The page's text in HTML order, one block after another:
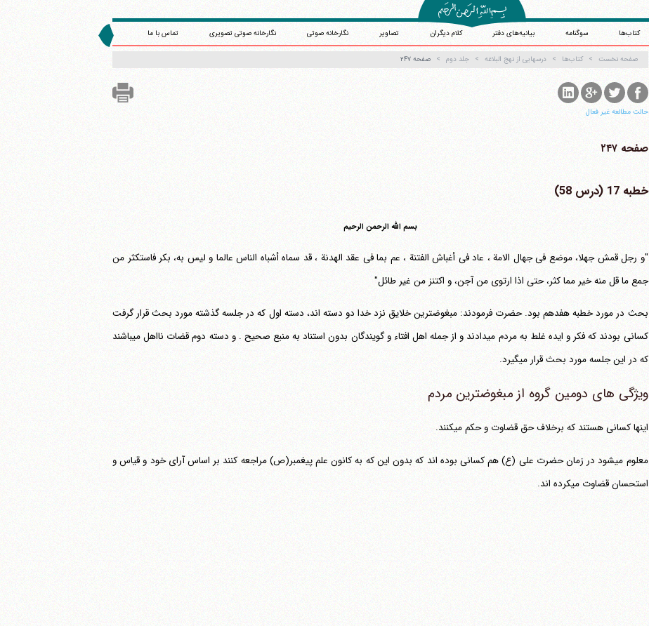
کتاب‌ها سوگنامه بیانیه‌های دفتر کلام دیگران تصاویر نگارخانه صوتی نگارخانه صوتی تصویری تماس با ما
صفحه نخست کتاب‌ها درسهایی از نهج البلاغه جلد دوم صفحه ۲۴۷
حالت مطالعه غیر فعال
صفحه ۲۴۷
خطبه 17 (درس 58)
بسم الله الرحمن الرحیم
"و رجل قمش جهلا، موضع فی جهال الامة ، عاد فی أغباش الفتنة ، عم بما فی عقد الهدنة ، قد سماه أشباه الناس عالما و لیس به، بکر فاستکثر من
جمع ما قل منه خیر مما کثر، حتی اذا ارتوی من آجن، و اکتنز من غیر طائل"
بحث در مورد خطبه هفدهم بود. حضرت فرمودند: مبغوضترین خلایق نزد خدا دو دسته اند، دسته اول که در جلسه گذشته مورد بحث قرار گرفت
کسانی بودند که فکر و ایده غلط به مردم می‎دادند و از جمله اهل افتاء و گویندگان بدون استناد به منبع صحیح . و دسته دوم قضات نااهل می‎باشند
که در این جلسه مورد بحث قرار می‎گیرد.
ویژگی های دومین گروه از مبغوضترین مردم
اینها کسانی هستند که برخلاف حق قضاوت و حکم می‎کنند.
معلوم می‎شود در زمان حضرت علی (ع) هم کسانی بوده اند که بدون این که به کانون علم پیغمبر(ص) مراجعه کنند بر اساس آرای خود و قیاس و
استحسان قضاوت می‎کرده اند.